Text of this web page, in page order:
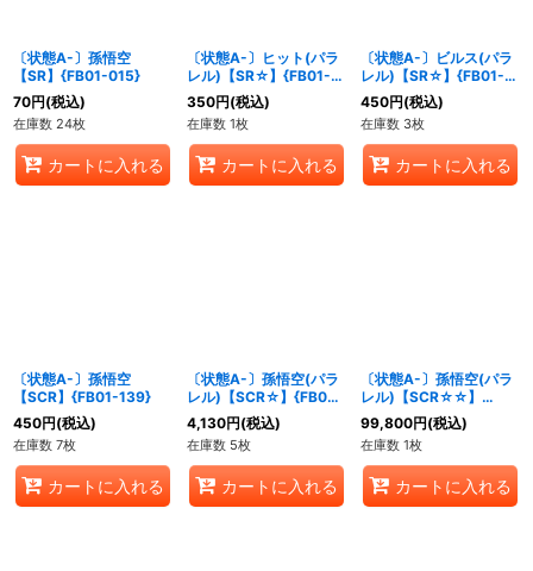
〔状態A-〕孫悟空
【SR】{FB01-015}
70円(税込)
在庫数 24枚
カートに入れる
〔状態A-〕ヒット(パラ
レル)【SR☆】{FB01-
021}
350円(税込)
在庫数 1枚
カートに入れる
〔状態A-〕ビルス(パラ
レル)【SR☆】{FB01-
023}
450円(税込)
在庫数 3枚
カートに入れる
〔状態A-〕孫悟空
【SCR】{FB01-139}
450円(税込)
在庫数 7枚
カートに入れる
〔状態A-〕孫悟空(パラ
レル)【SCR☆】{FB01-
139}
4,130円(税込)
在庫数 5枚
カートに入れる
〔状態A-〕孫悟空(パラ
レル)【SCR☆☆】
{FB01-139}
99,800円(税込)
在庫数 1枚
カートに入れる